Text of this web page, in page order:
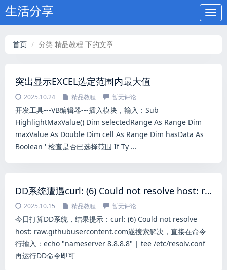
生活分享
首页 分类 精品教程 下的文章
突出显示EXCEL选定范围内最大值
2025.10.24 精品教程 暂无评论
开发工具---VB编辑器---插入模块，输入：Sub
HighlightMaxValue() Dim selectedRange As Range Dim
maxValue As Double Dim cell As Range Dim hasData As
Boolean ' 检查是否已选择范围 If Ty ...
DD系统遭遇curl: (6) Could not resolve host: raw.githubusercontent.com解决方法
2025.10.15 精品教程 暂无评论
今日打算DD系统，结果提示：curl: (6) Could not resolve
host: raw.githubusercontent.com遂搜索解决，直接在命令
行输入：echo "nameserver 8.8.8.8" | tee /etc/resolv.conf
再运行DD命令即可